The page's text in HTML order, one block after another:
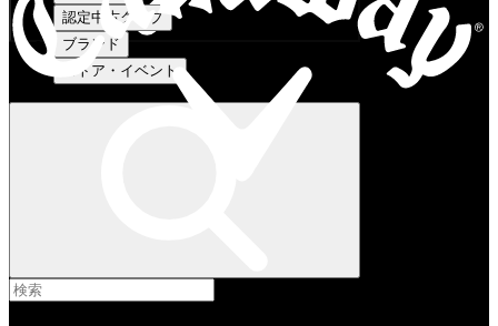
認定中古クラブ
ブランド
ストア・イベント